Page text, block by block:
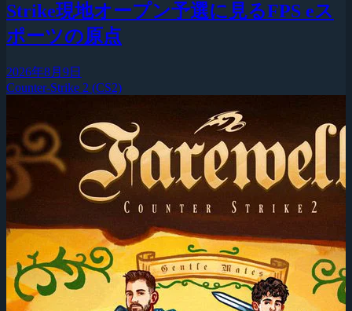
Strike現地オープン予選に見るFPS eス
ポーツの原点
2026年8月9日
Counter-Strike 2 (CS2)